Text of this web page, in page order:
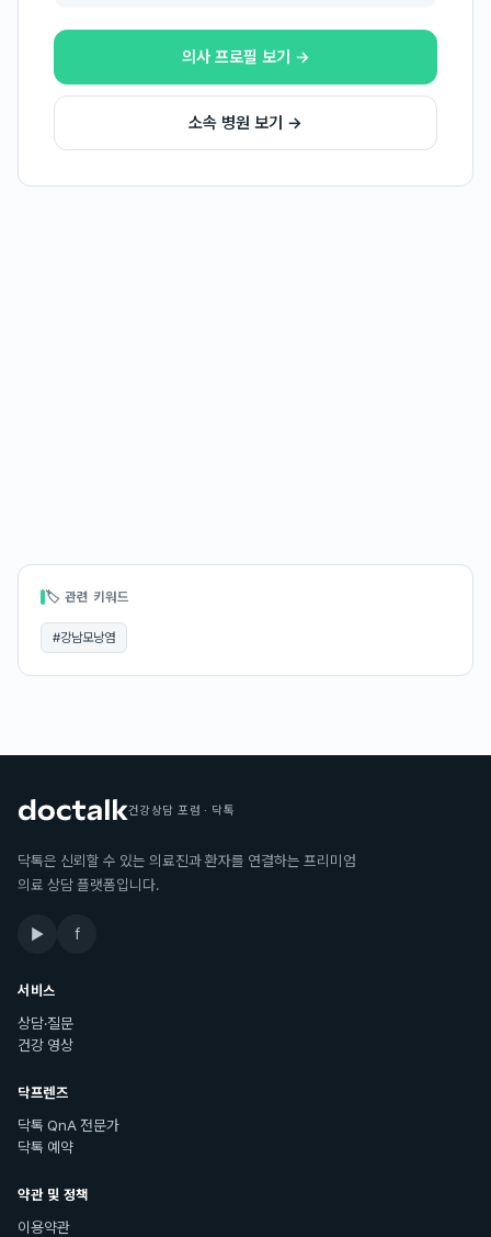
의사 프로필 보기 →
소속 병원 보기 →
🏷 관련 키워드
#강남모낭염
건강상담 포럼 · 닥톡
닥톡은 신뢰할 수 있는 의료진과 환자를 연결하는 프리미엄
의료 상담 플랫폼입니다.
▶ f
서비스
상담·질문
건강 영상
닥프렌즈
닥톡 QnA 전문가
닥톡 예약
약관 및 정책
이용약관